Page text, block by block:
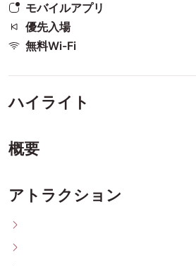
モバイルアプリ
優先入場
無料Wi-Fi
ハイライト
概要
アトラクション